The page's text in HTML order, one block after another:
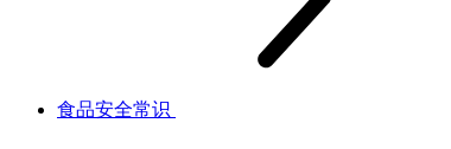
食品安全常识